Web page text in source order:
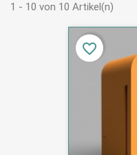
1 - 10 von 10 Artikel(n)
favorite_border